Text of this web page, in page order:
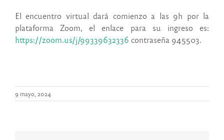
El encuentro virtual dará comienzo a las 9h por la
plataforma Zoom, el enlace para su ingreso es:
https://zoom.us/j/99339632336 contraseña 945503.
9 mayo, 2024